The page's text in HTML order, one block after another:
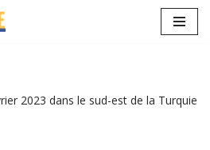
2023 dans le sud-est de la Turquie